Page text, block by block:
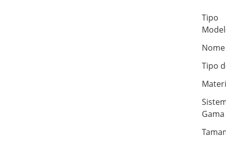
Tipo
Tipo